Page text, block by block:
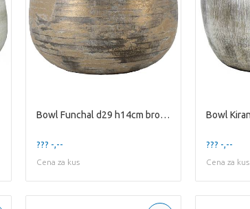
Bowl Funchal d29 h14cm brown
??? -,--
Cena za kus
??? -,--
Cena za kus